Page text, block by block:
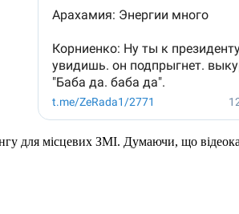
для місцевих ЗМІ. Думаючи, що